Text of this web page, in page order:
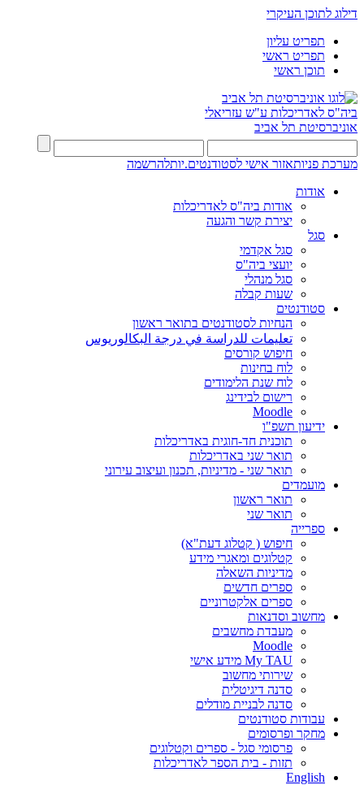
דילוג לתוכן העיקרי
תפריט עליון
תפריט ראשי
תוכן ראשי
ביה"ס לאדריכלות ע"ש עזריאלי
אוניברסיטת תל אביב
מערכת פניותאזור אישי לסטודנטים.יותלהרשמה
אודות
אודות ביה"ס לאדריכלות
יצירת קשר והגעה
סגל
סגל אקדמי
יועצי ביה"ס
סגל מנהלי
שעות קבלה
סטודנטים
הנחיות לסטודנטים בתואר ראשון
تعليمات للدراسة في درجة البكالوريوس
חיפוש קורסים
לוח בחינות
לוח שנת הלימודים
רישום לבידינג
Moodle
ידיעון תשפ"ו
תוכנית חד-חוגית באדריכלות
תואר שני באדריכלות
תואר שני - מדיניות, תכנון ועיצוב עירוני
מועמדים
תואר ראשון
תואר שני
ספרייה
חיפוש ( קטלוג דעת"א)
קטלוגים ומאגרי מידע
מדיניות השאלה
ספרים חדשים
ספרים אלקטרוניים
מחשוב וסדנאות
מעבדת מחשבים
Moodle
My TAU מידע אישי
שירותי מחשוב
סדנה דיגיטלית
סדנה לבניית מודלים
עבודות סטודנטים
מחקר ופרסומים
פרסומי סגל - ספרים וקטלוגים
תזות - בית הספר לאדריכלות
English